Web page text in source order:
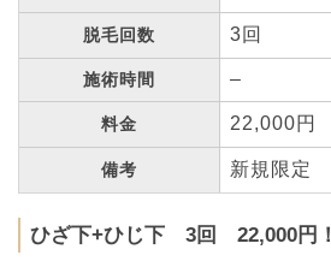
脱毛回数 3回
施術時間 –
料金 22,000円
備考 新規限定
ひざ下+ひじ下 3回 22,000円！